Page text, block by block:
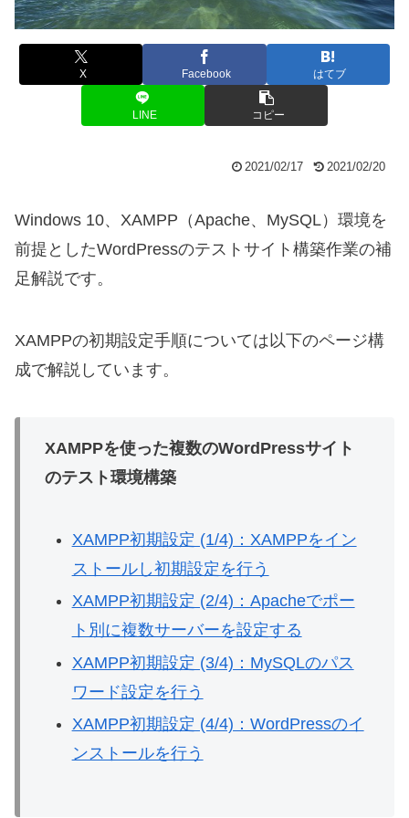
X Facebook はてブ
LINE コピー
2021/02/17 2021/02/20
Windows 10、XAMPP（Apache、MySQL）環境を
前提としたWordPressのテストサイト構築作業の補
足解説です。
XAMPPの初期設定手順については以下のページ構
成で解説しています。
XAMPPを使った複数のWordPressサイト
のテスト環境構築
XAMPP初期設定 (1/4)：XAMPPをイン
ストールし初期設定を行う
XAMPP初期設定 (2/4)：Apacheでポー
ト別に複数サーバーを設定する
XAMPP初期設定 (3/4)：MySQLのパス
ワード設定を行う
XAMPP初期設定 (4/4)：WordPressのイ
ンストールを行う